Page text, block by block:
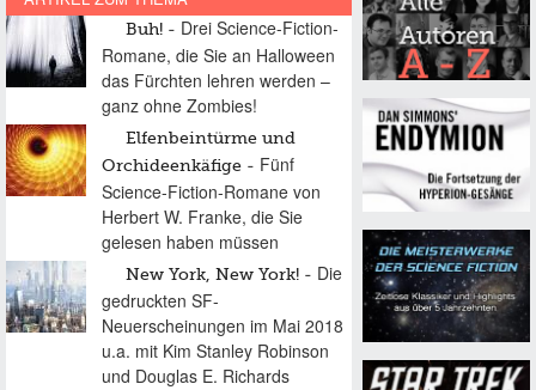
Buh!
Drei Science-Fiction-
Romane, die Sie an Halloween
das Fürchten lehren werden –
ganz ohne Zombies!
Elfenbeintürme und
Orchideenkäfige
Fünf
Science-Fiction-Romane von
Herbert W. Franke, die Sie
gelesen haben müssen
New York, New York!
Die
gedruckten SF-
Neuerscheinungen im Mai 2018
u.a. mit Kim Stanley Robinson
und Douglas E. Richards